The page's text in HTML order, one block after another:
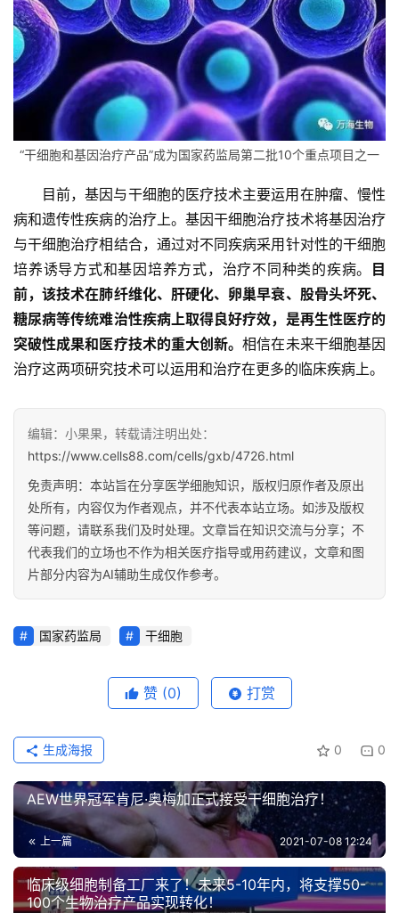
再
生
医
学
临
化
会
展
活
动
于
我
们
登录 注册
“干细胞和基因治疗产品”成为国家药监局第二批10个重点项目之一
目前，基因与干细胞的医疗技术主要运用在肿瘤、慢性
病和遗传性疾病的治疗上。基因干细胞治疗技术将基因治疗
与干细胞治疗相结合，通过对不同疾病采用针对性的干细胞
培养诱导方式和基因培养方式，治疗不同种类的疾病。
目
前，该技术在肺纤维化、肝硬化、卵巢早衰、股骨头坏死、
糖尿病等传统难治性疾病上取得良好疗效，是再生性医疗的
突破性成果和医疗技术的重大创新。相信在未来干细胞基因
治疗这两项研究技术可以运用和治疗在更多的临床疾病上。
编辑：小果果，转载请注明出处：
https://www.cells88.com/cells/gxb/4726.html
免责声明：本站旨在分享医学细胞知识，版权归原作者及原出
处所有，内容仅为作者观点，并不代表本站立场。如涉及版权
等问题，请联系我们及时处理。文章旨在知识交流与分享；不
代表我们的立场也不作为相关医疗指导或用药建议，文章和图
片部分内容为AI辅助生成仅作参考。
国家药监局 干细胞
赞 (0) 打赏
0 0
生成海报
AEW世界冠军肯尼·奥梅加正式接受干细胞治疗！
上一篇 2021-07-08 12:24
临床级细胞制备工厂来了！未来5-10年内，将支撑50-
100个生物治疗产品实现转化！